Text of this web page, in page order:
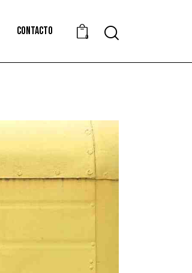
CONTACTO 0